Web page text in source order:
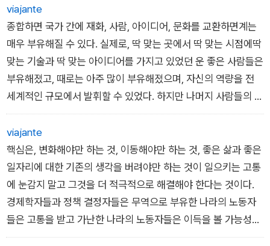
는 잔혹함에 때로 마음이 불편하기는 하겠지만, 그렇다고 공동체
전체에 맞서는 것은 너무나 큰 용기가 필요한 일이다.
viajante
종합하면 국가 간에 재화, 사람, 아이디어, 문화를 교환하면계는
매우 부유해질 수 있다. 실제로, 딱 맞는 곳에서 딱 맞는 시점에딱
맞는 기술과 딱 맞는 아이디어를 가지고 있었던 운 좋은 사람들은
부유해졌고, 때로는 아주 많이 부유해졌으며, 자신의 역량을 전
세계적인 규모에서 발휘할 수 있었다. 하지만 나머지 사람들의 경
험은 좋지만은 않았다. 사라진 일자리는 대체되지 않았다. 일부
사람들의 소득 증가는 새로운 일자리(주방장, 운전기사, 정원사,
유모 등)를 창출하는데 쓰였지만, 교역은 일자리가 어느 곳에서
나 갑자기 사라지고 수천 킬로미터나 떨어진 곳에서 생겨나는 등
의 불안정한 세계를 불러왔다. 교역의 이득과 고통은 매우 불균등
하게 배분되었고, 이는 오늘날 명백한 역습을 가하고 있다. 이주
민에 대한 공포와 더불어 무역이 초래한 고통은 오늘날 정치판을
뒤흔드는 햑심 이슈가 되었다.
viajante
핵심은, 변화해야만 하는 것, 이동해야만 하는 것, 좋은 삶과 좋은
일자리에 대한 기존의 생각을 버려야만 하는 것이 일으키는 고통
에 눈감지 말고 그것을 더 적극적으로 해결해야 한다는 것이다.
경제학자들과 정책 결정자들은 무역으로 부유한 나라의 노동자
들은 고통을 받고 가난한 나라의 노동자들은 이득을 볼 가능성이
크다는 것을 오래전부터알고 있었다. 그런데도 아무것도 하지 않